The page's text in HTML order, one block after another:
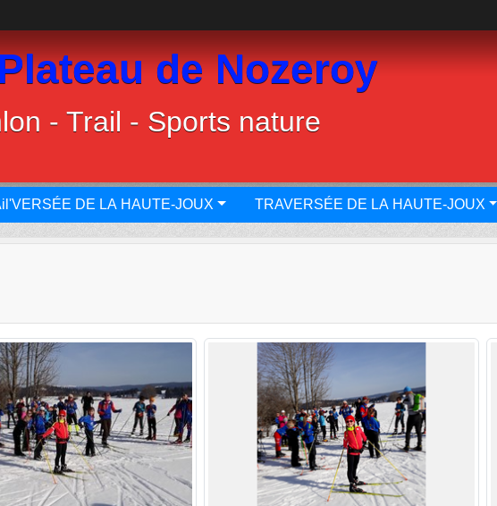
de Nozeroy
- Trail - Sports nature
DE LA HAUTE-JOUX TRAVERSÉE DE LA HAUTE-JOUX